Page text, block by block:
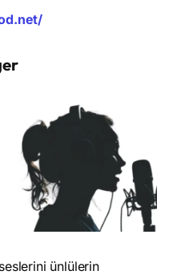
ünlülerin